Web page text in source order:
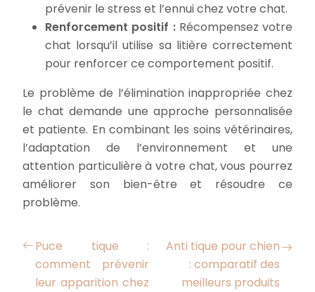
prévenir le stress et l’ennui chez votre chat.
Renforcement positif : Récompensez votre
chat lorsqu’il utilise sa litière correctement
pour renforcer ce comportement positif.
Le problème de l’élimination inappropriée chez
le chat demande une approche personnalisée
et patiente. En combinant les soins vétérinaires,
l’adaptation de l’environnement et une
attention particulière à votre chat, vous pourrez
améliorer son bien-être et résoudre ce
problème.
Puce tique :
comment prévenir
leur apparition chez
Anti tique pour chien
: comparatif des
meilleurs produits